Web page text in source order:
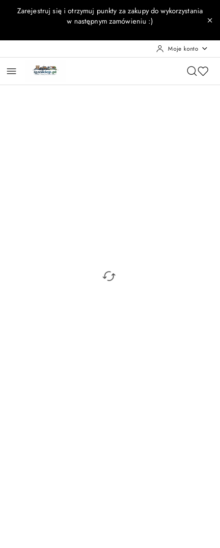
Przejdź do treści głównej
Przejdź do wyszukiwarki
Przejdź do moje konto
Przejdź do menu głównego
Przejdź do opisu produktu
Przejdź do stopki
Zarejestruj się i otrzymuj punkty za zakupy do wykorzystania
w następnym zamówieniu :)
Moje konto